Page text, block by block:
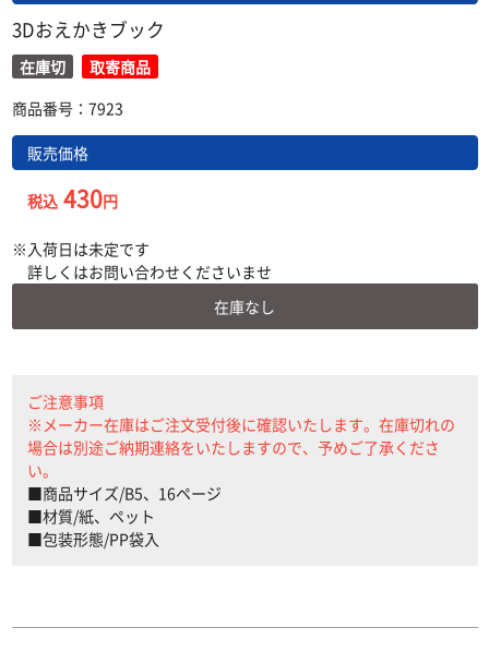
3Dおえかきブック
在庫切
取寄商品
商品番号：7923
販売価格
税込430円
入荷日は未定です
詳しくはお問い合わせくださいませ
在庫なし
ご注意事項
※メーカー在庫はご注文受付後に確認いたします。在庫切れの
場合は別途ご納期連絡をいたしますので、予めご了承くださ
い。
■商品サイズ/B5、16ページ
■材質/紙、ペット
■包装形態/PP袋入